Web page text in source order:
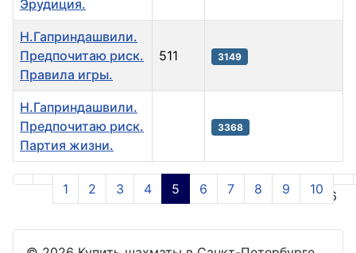
Материалы
Эрудиция.
Н.Гаприндашвили.
Предпочитаю риск.
Правила игры.
511 3149
Н.Гаприндашвили.
Предпочитаю риск.
Партия жизни.
3368
Страница 5 из 16
1 2 3 4 5 6 7 8 9 10